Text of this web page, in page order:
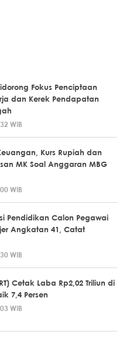
Fokus Penciptaan
dan Kerek Pendapatan
WIB
Kurs Rupiah dan
MK Soal Anggaran MBG
WIB
Pendidikan Calon Pegawai
Angkatan 41, Catat
WIB
Cetak Laba Rp2,02 Triliun di
7,4 Persen
WIB